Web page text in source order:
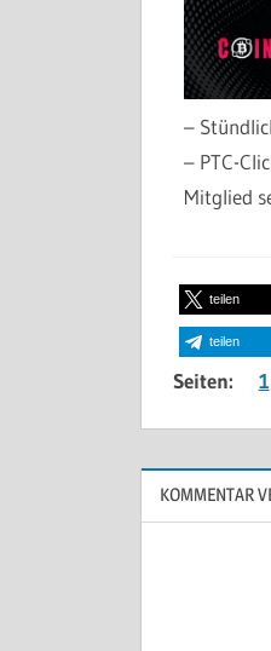
–
– PTC-
Mitglied
teilen
teilen
Seiten: 1
KOMMENTAR